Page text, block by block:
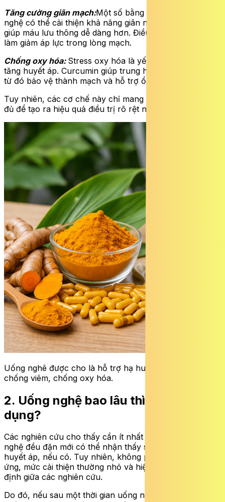
Tăng cường giãn mạch:Một số bằng chứng cho thấy
nghệ có thể cải thiện khả năng giãn nở của mạch máu,
giúp máu lưu thông dễ dàng hơn. Điều này góp phần
làm giảm áp lực trong lòng mạch.
Chống oxy hóa: Stress oxy hóa là yếu tố liên quan đến
tăng huyết áp. Curcumin giúp trung hòa các gốc tự do,
từ đó bảo vệ thành mạch và hỗ trợ ổn định huyết áp.
Tuy nhiên, các cơ chế này chỉ mang tính hỗ trợ, không
đủ để tạo ra hiệu quả điều trị rõ rệt như thuốc hạ áp.
Uống nghê được cho là hỗ trợ hạ huyết áp nhờ đặc tính
chống viêm, chống oxy hóa.
2. Uống nghệ bao lâu thì có tác
dụng?
Các nghiên cứu cho thấy cần ít nhất 8–12 tuần uống
nghệ đều đặn mới có thể nhận thấy sự thay đổi về
huyết áp, nếu có. Tuy nhiên, không phải ai cũng đáp
ứng, mức cải thiện thường nhỏ và hiệu quả không ổn
định giữa các nghiên cứu.
Do đó, nếu sau một thời gian uống nghệ mà huyết áp